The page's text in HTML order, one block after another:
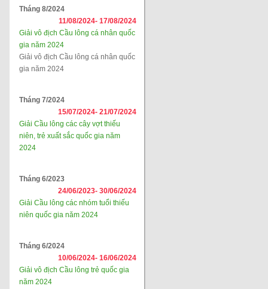
Tháng 8/2024
11/08/2024- 17/08/2024
Giải vô địch Cầu lông cá nhân quốc
gia năm 2024
Giải vô địch Cầu lông cá nhân quốc
gia năm 2024
Tháng 7/2024
15/07/2024- 21/07/2024
Giải Cầu lông các cây vợt thiếu
niên, trẻ xuất sắc quốc gia năm
2024
Tháng 6/2023
24/06/2023- 30/06/2024
Giải Cầu lông các nhóm tuổi thiếu
niên quốc gia năm 2024
Tháng 6/2024
10/06/2024- 16/06/2024
Giải vô địch Cầu lông trẻ quốc gia
năm 2024